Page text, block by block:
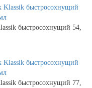
быстросохнущий 54,
быстросохнущий 77,